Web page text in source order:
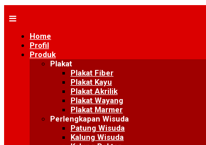
to
Home
Profil
Produk
Plakat
Plakat Fiber
Plakat Kayu
Plakat Akrilik
Plakat Wayang
Plakat Marmer
Perlengkapan Wisuda
Patung Wisuda
Kalung Wisuda